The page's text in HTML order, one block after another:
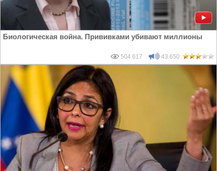
Биологическая война. Прививками убивают миллионы
504 617 43 650